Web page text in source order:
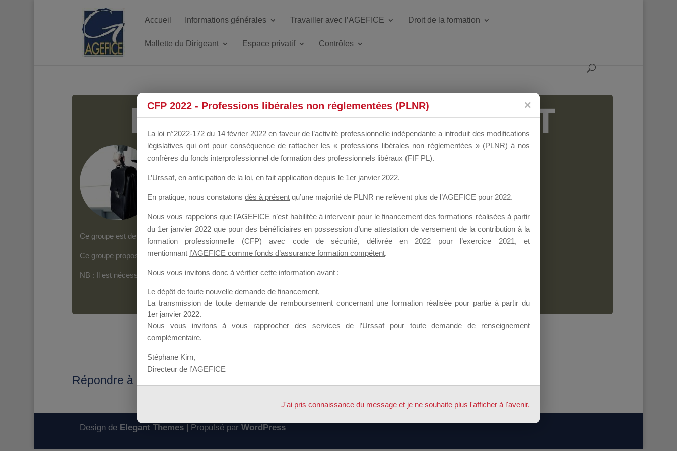
Accueil Informations générales Travailler avec l’AGEFICE Droit de la formation
Mallette du Dirigeant Espace privatif Contrôles
MALLETTE DU DIRIGEANT
Groupe Public il y a un mois
Ce groupe est destiné aux Organismes de Formation qui souhaitent répondre à l’Appel à Propositions Mallette du Dirigeant.
Ce groupe propose un forum dédié au support sur lequel il est possible de laisser un message ou poser une question.
NB : Il est nécessaire d’êtreinscrit(e)pour pouvoir rejoindre ce groupe
Répondre à : Transmission DPC mallette du dirigeant
Design de Elegant Themes| Propulsé par WordPress
CFP 2022 - Professions libérales non réglementées (PLNR)
La loi n°2022-172 du 14 février 2022 en faveur de l’activité professionnelle indépendante a introduit des modifications
législatives qui ont pour conséquence de rattacher les « professions libérales non réglementées » (PLNR) à nos
confrères du fonds interprofessionnel de formation des professionnels libéraux (FIF PL).
L’Urssaf, en anticipation de la loi, en fait application depuis le 1er janvier 2022.
En pratique, nous constatons dès à présent qu’une majorité de PLNR ne relèvent plus de l’AGEFICE pour 2022.
Nous vous rappelons que l’AGEFICE n’est habilitée à intervenir pour le financement des formations réalisées à partir
du 1er janvier 2022 que pour des bénéficiaires en possession d’une attestation de versement de la contribution à la
formation professionnelle (CFP) avec code de sécurité, délivrée en 2022 pour l’exercice 2021, et
mentionnant l’AGEFICE comme fonds d’assurance formation compétent.
Nous vous invitons donc à vérifier cette information avant :
Le dépôt de toute nouvelle demande de financement,
La transmission de toute demande de remboursement concernant une formation réalisée pour partie à partir du
1er janvier 2022.
Nous vous invitons à vous rapprocher des services de l’Urssaf pour toute demande de renseignement
complémentaire.
Stéphane Kirn,
Directeur de l’AGEFICE
J'ai pris connaissance du message et je ne souhaite plus l'afficher à l'avenir.